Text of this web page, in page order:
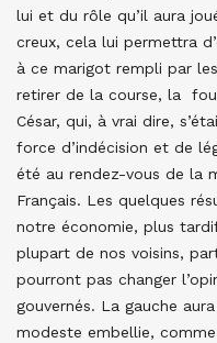
lui et du rôle qu’il aura
creux, cela lui permettra
à ce marigot rempli par
retirer de la course, la
César, qui, à vrai dire,
force d’indécision et de
été au rendez-vous de la
Français. Les quelques
notre économie, plus
plupart de nos voisins,
pourront pas changer
gouvernés. La gauche
modeste embellie,